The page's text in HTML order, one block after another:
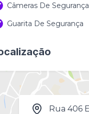
Câmeras De Segurança
Guarita De Segurança
Rua 406